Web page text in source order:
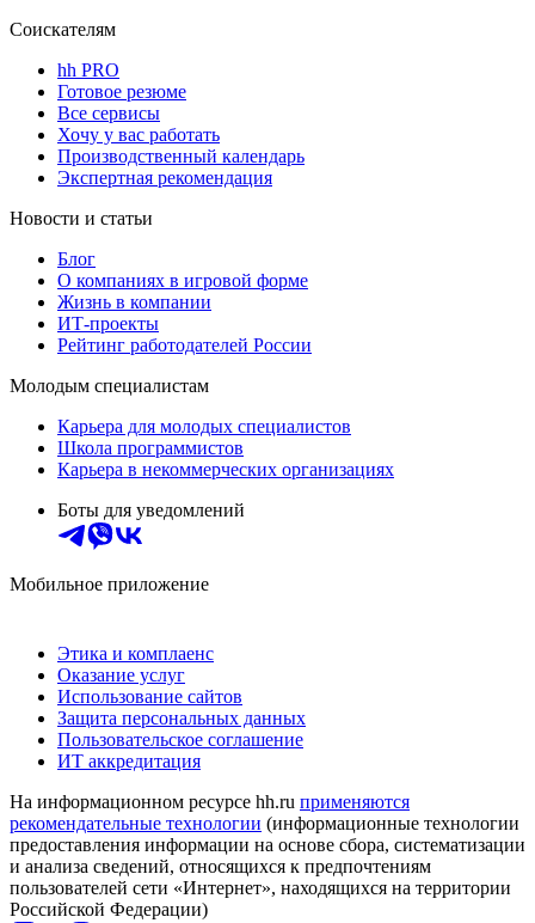
Соискателям
hh PRO
Готовое резюме
Все сервисы
Хочу у вас работать
Производственный календарь
Экспертная рекомендация
Новости и статьи
Блог
О компаниях в игровой форме
Жизнь в компании
ИТ-проекты
Рейтинг работодателей России
Молодым специалистам
Карьера для молодых специалистов
Школа программистов
Карьера в некоммерческих организациях
Боты для уведомлений
Мобильное приложение
Этика и комплаенс
Оказание услуг
Использование сайтов
Защита персональных данных
Пользовательское соглашение
ИТ аккредитация
На информационном ресурсе hh.ru применяются
рекомендательные технологии (информационные технологии
предоставления информации на основе сбора, систематизации
и анализа сведений, относящихся к предпочтениям
пользователей сети «Интернет», находящихся на территории
Российской Федерации)